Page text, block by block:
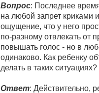
Вопрос: Последнее
на любой запрет криками
ощущение, что у него
по-разному отвлекать от
повышать голос - но в
одинаково. Как ребенку
делать в таких ситуациях?
Ответ: Действительно,